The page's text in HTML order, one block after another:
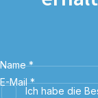
Name *
E-Mail *
Ich habe die